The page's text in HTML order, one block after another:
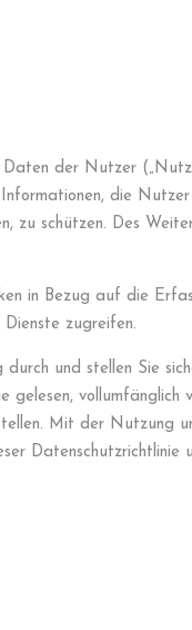
Daten der Nutzer
die
zu schützen. Des
in Bezug auf die
zugreifen.
und stellen Sie
gelesen,
Mit der Nutzung
Datenschutzrichtlinie